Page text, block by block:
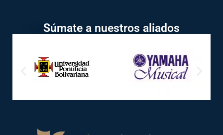
Súmate a nuestros aliados